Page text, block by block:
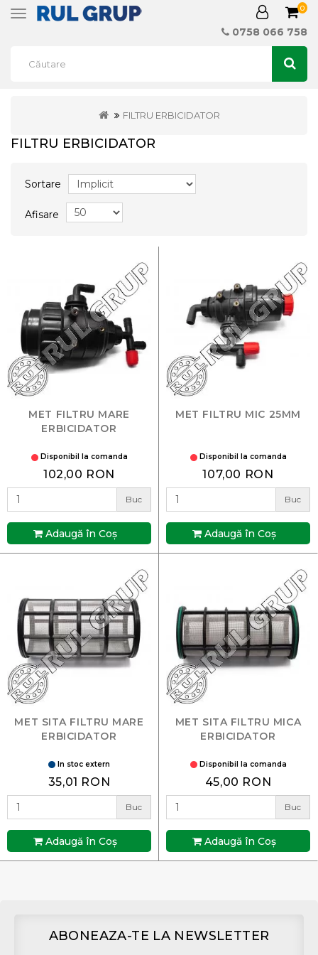
Toggle
0
0758 066 758
FILTRU ERBICIDATOR
FILTRU ERBICIDATOR
Sortare
Afisare
MET FILTRU MARE
ERBICIDATOR
Disponibil la comanda
102,00 RON
Buc
Adaugă în Coş
MET FILTRU MIC 25MM
Disponibil la comanda
107,00 RON
Buc
Adaugă în Coş
MET SITA FILTRU MARE
ERBICIDATOR
In stoc extern
35,01 RON
Buc
Adaugă în Coş
MET SITA FILTRU MICA
ERBICIDATOR
Disponibil la comanda
45,00 RON
Buc
Adaugă în Coş
ABONEAZA-TE LA NEWSLETTER